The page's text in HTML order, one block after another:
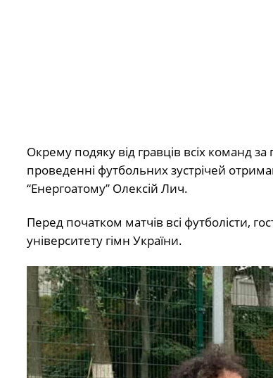
Окрему подяку від гравців всіх команд за
проведенні футбольних зустрічей
“Енергоатому” Олексій Лич.
Перед початком матчів всі футболісти,
університету гімн України.